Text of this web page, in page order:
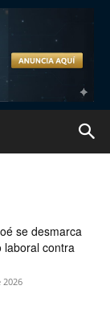
se desmarca
laboral contra